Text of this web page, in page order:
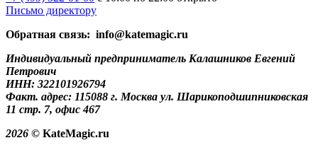
Письмо директору
Обратная связь: info@katemagic.ru
Индивидуальный предприниматель Калашников Евгений
Петрович
ИНН: 322101926794
Факт. адрес: 115088 г. Москва ул. Шарикоподшипниковская
11 стр. 7, офис 467
2026 © KateMagic.ru